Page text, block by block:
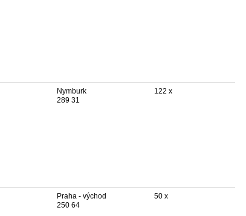
Nymburk
289 31
122 x
Praha - východ
250 64
50 x